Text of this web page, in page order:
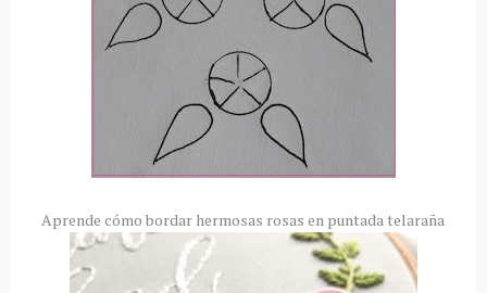
Aprende cómo bordar hermosas rosas en puntada telaraña